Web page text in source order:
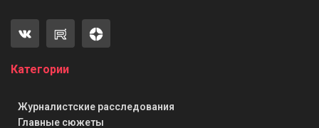
Категории
Журналистские расследования
Главные сюжеты